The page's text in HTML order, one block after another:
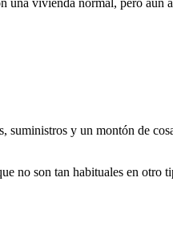
suministros y un montón de
no son tan habituales en otro